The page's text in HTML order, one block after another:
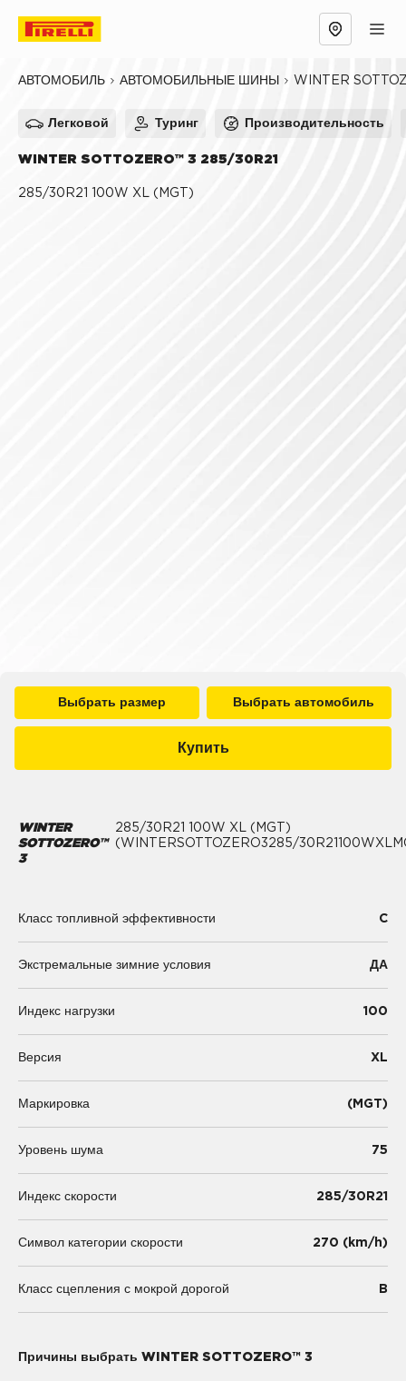
АВТОМОБИЛЬ АВТОМОБИЛЬНЫЕ ШИНЫ WINTER
Легковой Туринг Производительность
WINTER SOTTOZERO™ 3 285/30R21
285/30R21 100W XL (MGT)
Выбрать размер Выбрать автомобиль
Купить
WINTER
SOTTOZERO™
3
285/30R21 100W XL (MGT)
(WINTERSOTTOZERO3285/
Класс топливной эффективности C
Экстремальные зимние условия ДА
Индекс нагрузки 100
Версия XL
Маркировка (MGT)
Уровень шума 75
Индекс скорости 285/30R21
Символ категории скорости 270 (km/h)
Класс сцепления с мокрой дорогой B
Причины выбрать WINTER SOTTOZERO™ 3